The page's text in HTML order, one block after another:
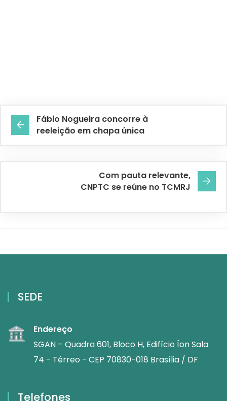
Fábio Nogueira concorre à
reeleição em chapa única
Com pauta relevante,
CNPTC se reúne no TCMRJ
SEDE
Endereço
SGAN – Quadra 601, Bloco H, Edifício Íon Sala
74 - Térreo - CEP 70830-018 Brasília / DF
Telefones